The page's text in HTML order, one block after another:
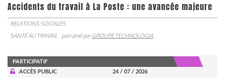
Accidents du travail à La Poste : une avancée majeure
RELATIONS SOCIALES
SANTÉ AU TRAVAIL
parrainé parGROUPE TECHNOLOGIA
PARTICIPATIF
ACCÈS PUBLIC
24 / 07 / 2026